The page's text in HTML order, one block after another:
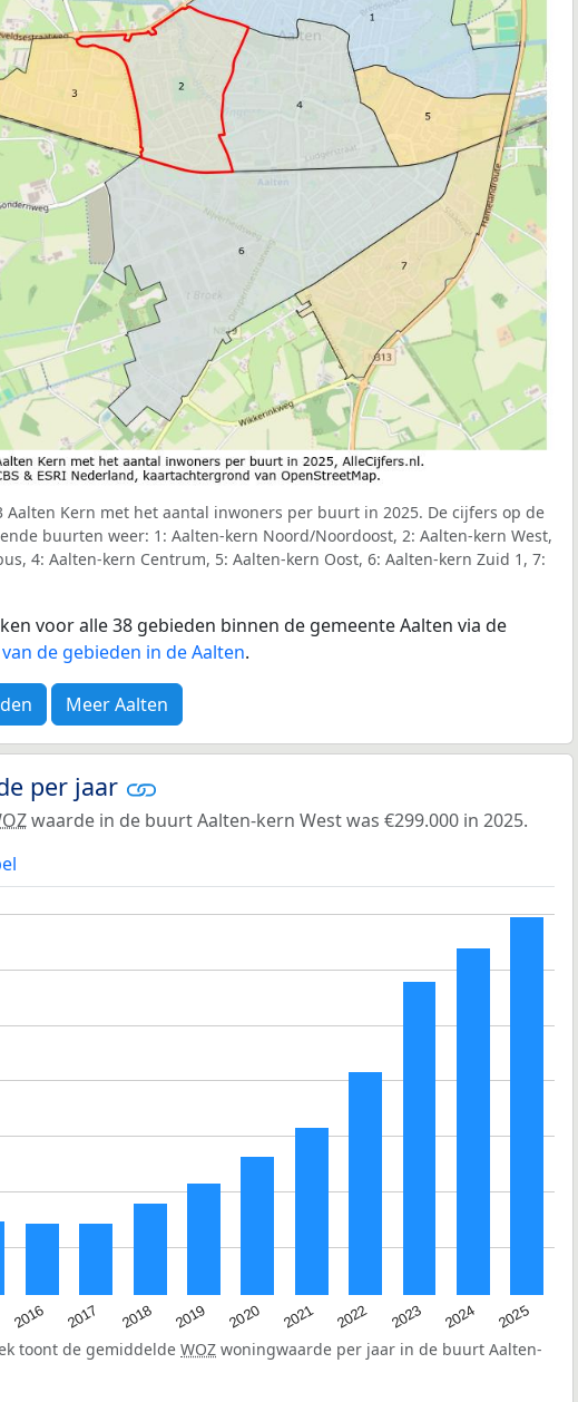
Aalten Kern met het aantal inwoners per buurt in 2025. De cijfers op de
buurten weer: 1: Aalten-kern Noord/Noordoost, 2: Aalten-kern West,
4: Aalten-kern Centrum, 5: Aalten-kern Oost, 6: Aalten-kern Zuid 1, 7:
voor alle 38 gebieden binnen de gemeente Aalten via de
de gebieden in de Aalten.
Meer Aalten
per jaar
waarde in de buurt Aalten-kern West was €299.000 in 2025.
2016 2017 2018 2019 2020 2021 2022 2023 2024 2025
toont de gemiddelde WOZ woningwaarde per jaar in de buurt Aalten-